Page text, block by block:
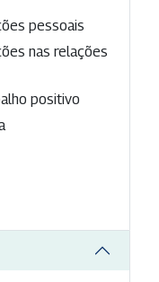
pessoais
nas relações
positivo